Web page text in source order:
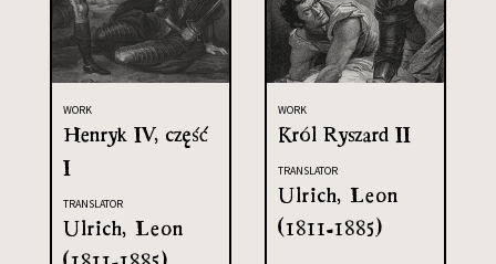
WORK
Henryk IV, część
I
TRANSLATOR
Ulrich, Leon
WORK
Król Ryszard II
TRANSLATOR
Ulrich, Leon
(1811-1885)